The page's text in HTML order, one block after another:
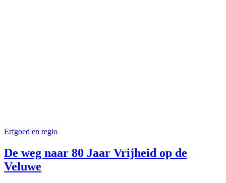
Erfgoed en regio
De weg naar 80 Jaar Vrijheid op de
Veluwe